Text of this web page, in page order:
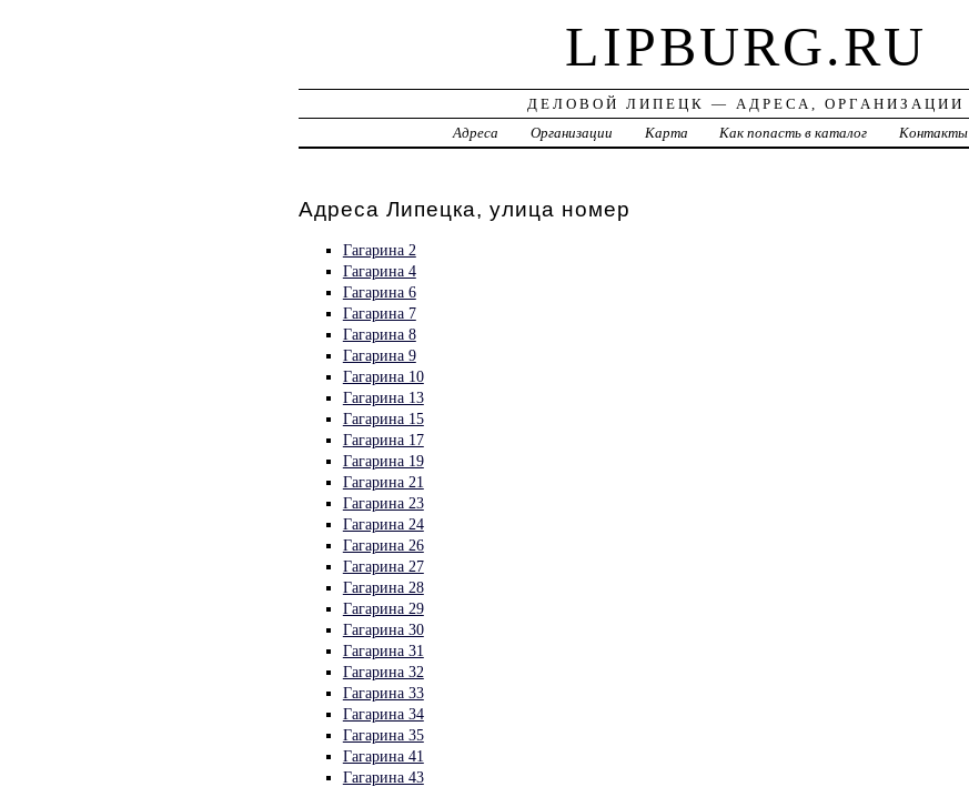
LIPBURG.RU
ДЕЛОВОЙ ЛИПЕЦК — АДРЕСА, ОРГАНИЗАЦИИ
Адреса
Организации Карта Как попасть в каталог Контакты
Адреса Липецка, улица номер
Гагарина 2
Гагарина 4
Гагарина 6
Гагарина 7
Гагарина 8
Гагарина 9
Гагарина 10
Гагарина 13
Гагарина 15
Гагарина 17
Гагарина 19
Гагарина 21
Гагарина 23
Гагарина 24
Гагарина 26
Гагарина 27
Гагарина 28
Гагарина 29
Гагарина 30
Гагарина 31
Гагарина 32
Гагарина 33
Гагарина 34
Гагарина 35
Гагарина 41
Гагарина 43